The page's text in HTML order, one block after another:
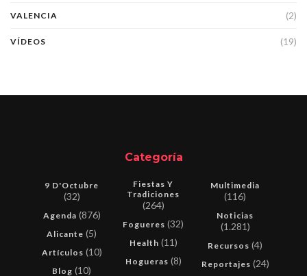
VALENCIA (2)
VÍDEOS (19)
Categoría
9 D'Octubre
(32)
Agenda (876)
Alicante (5)
Artículos (10)
Blog (10)
Fiestas Y
Tradiciones
(264)
Fogueres (32)
Health (11)
Hogueras (8)
Multimedia
(116)
Noticias
(1.281)
Recursos (4)
Reportajes (24)